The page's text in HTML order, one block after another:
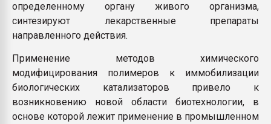
определенному органу живого организма,
синтезируют лекарственные препараты
направленного действия.
Применение методов химического
модифицирования полимеров к иммобилизации
биологических катализаторов привело к
возникновению новой области биотехнологии, в
основе которой лежит применение в промышленном